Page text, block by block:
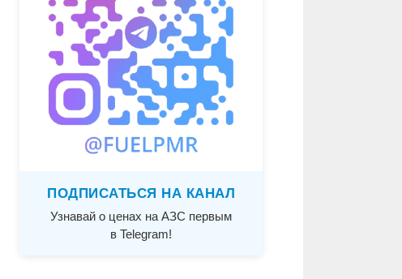
ПОДПИСАТЬСЯ НА КАНАЛ
Узнавай о ценах на АЗС первым
в Telegram!